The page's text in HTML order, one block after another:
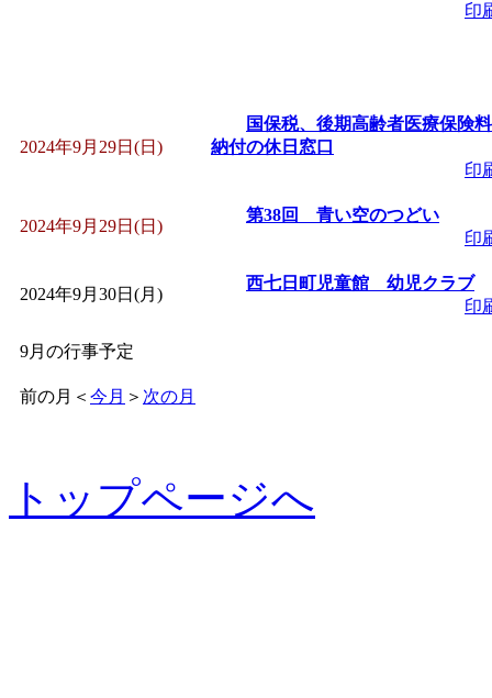
印
2024年9月29日(日)
国保税、後期高齢者医療保険料
納付の休日窓口
印
2024年9月29日(日)
第38回 青い空のつどい
印
2024年9月30日(月)
西七日町児童館 幼児クラブ
印
9月の行事予定
前の月 ＜ 今月 ＞ 次の月
トップページへ